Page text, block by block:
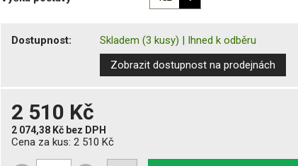
Dostupnost: Skladem (3 kusy) | Ihned k odběru
Zobrazit dostupnost na prodejnách
2 510 Kč
2 074,38 Kč bez DPH
Cena za kus:2 510 Kč